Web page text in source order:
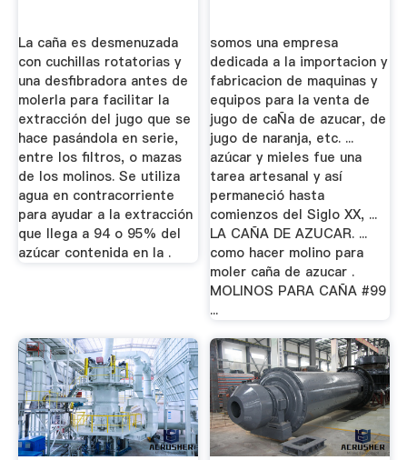
La caña es desmenuzada
con cuchillas rotatorias y
una desfibradora antes de
molerla para facilitar la
extracción del jugo que se
hace pasándola en serie,
entre los filtros, o mazas
de los molinos. Se utiliza
agua en contracorriente
para ayudar a la extracción
que llega a 94 o 95% del
azúcar contenida en la .
somos una empresa
dedicada a la importacion y
fabricacion de maquinas y
equipos para la venta de
jugo de caÑa de azucar, de
jugo de naranja, etc. ...
azúcar y mieles fue una
tarea artesanal y así
permaneció hasta
comienzos del Siglo XX, ...
LA CAÑA DE AZUCAR. ...
como hacer molino para
moler caña de azucar .
MOLINOS PARA CAÑA #99
...